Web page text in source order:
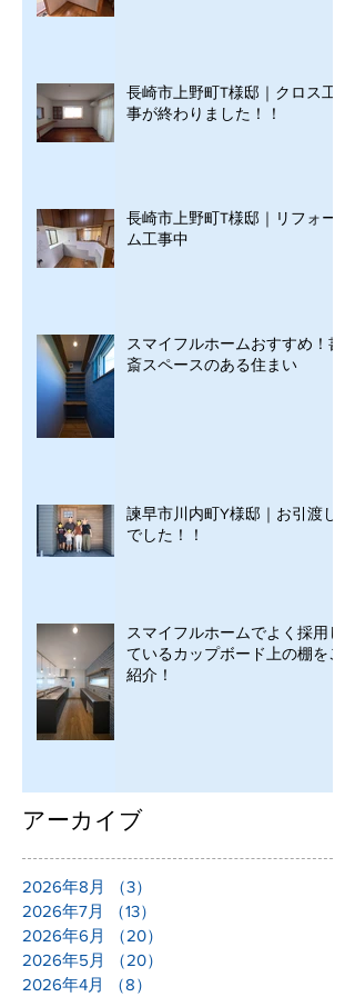
長崎市上野町T様邸｜クロス工
事が終わりました！！
長崎市上野町T様邸｜リフォー
ム工事中
スマイフルホームおすすめ！書
斎スペースのある住まい
諫早市川内町Y様邸｜お引渡し
でした！！
スマイフルホームでよく採用し
ているカップボード上の棚をご
紹介！
アーカイブ
2026年8月 （3）
2026年7月
（13）
2026年6月
（20）
2026年5月
（20）
2026年4月
（8）